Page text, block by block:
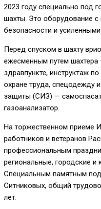
2023 году специально под
шахты. Это оборудование
безопасности и
Перед спуском в шахту
ежесменным путем шахтера
здравпункте, инструктаж
охране труда, спецодежду
защиты (СИЗ) —
газоанализатор.
На торжественном приеме
работников и ветеранов
профессиональным
региональные, городские и
Специальным памятным
Ситниковых, общий
лет.